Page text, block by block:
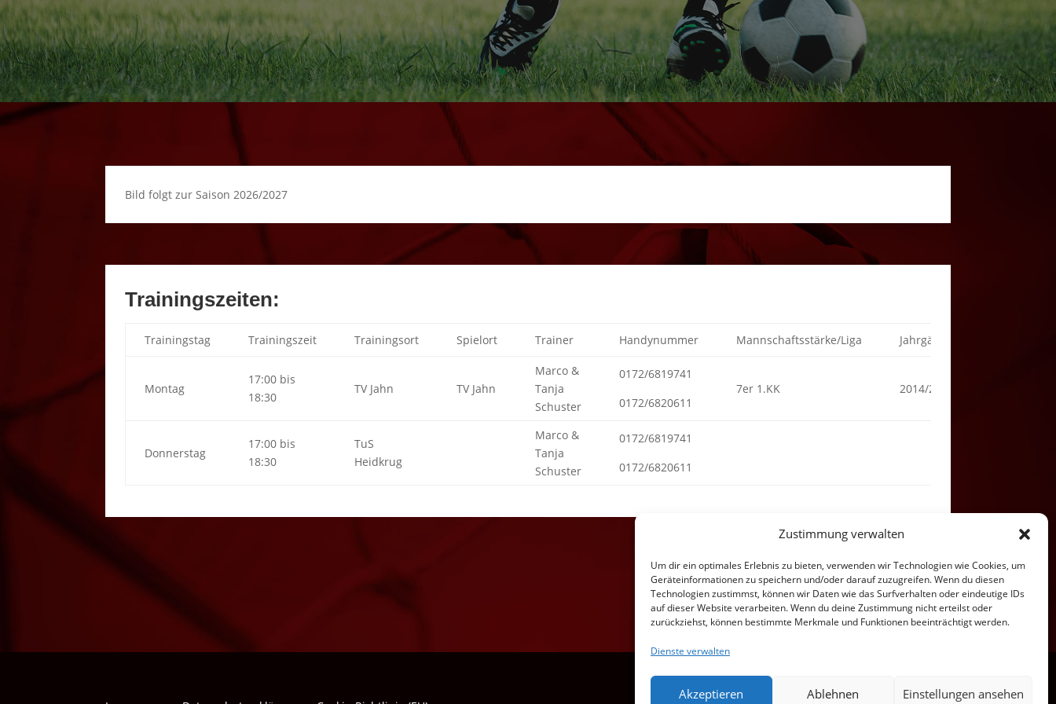
Zustimmung verwalten
Um dir ein optimales Erlebnis zu bieten, verwenden wir Technologien wie Cookies, um
Geräteinformationen zu speichern und/oder darauf zuzugreifen. Wenn du diesen
Technologien zustimmst, können wir Daten wie das Surfverhalten oder eindeutige IDs
auf dieser Website verarbeiten. Wenn du deine Zustimmung nicht erteilst oder
zurückziehst, können bestimmte Merkmale und Funktionen beeinträchtigt werden.
Dienste verwalten
Akzeptieren Ablehnen Einstellungen ansehen
Bild folgt zur Saison 2026/2027
Trainingszeiten:
Trainingstag Trainingszeit Trainingsort Spielort Trainer Handynummer Mannschaftsstärke/Liga Jahrgänge
Montag
17:00 bis
18:30
TV Jahn TV Jahn
Marco &
Tanja
Schuster
0172/6819741
0172/6820611
7er 1.KK 2014/2015
Donnerstag
17:00 bis
18:30
TuS
Heidkrug
Marco &
Tanja
Schuster
0172/6819741
0172/6820611